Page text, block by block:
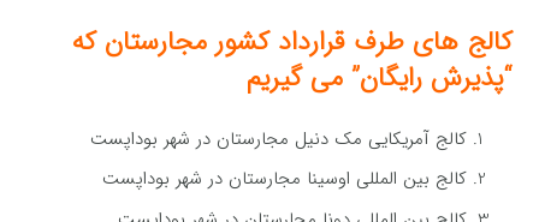
کالج های طرف قرارداد کشور مجارستان که
“پذیرش رایگان” می گیریم
کالج آمریکایی مک دنیل مجارستان در شهر بوداپست
کالج بین المللی اوسینا مجارستان در شهر بوداپست